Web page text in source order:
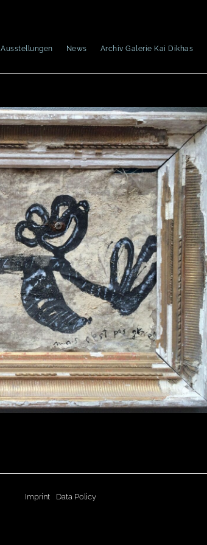
Ausstellungen News Archiv Galerie Kai Dikhas
Imprint Data Policy